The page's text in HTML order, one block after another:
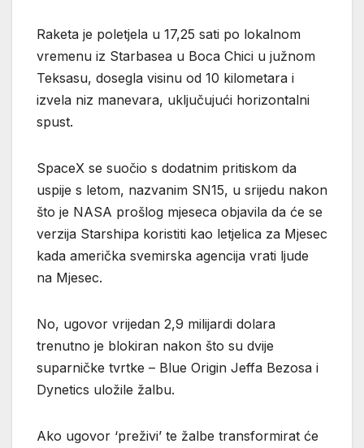
Raketa je poletjela u 17,25 sati po lokalnom
vremenu iz Starbasea u Boca Chici u južnom
Teksasu, dosegla visinu od 10 kilometara i
izvela niz manevara, uključujući horizontalni
spust.
SpaceX se suočio s dodatnim pritiskom da
uspije s letom, nazvanim SN15, u srijedu nakon
što je NASA prošlog mjeseca objavila da će se
verzija Starshipa koristiti kao letjelica za Mjesec
kada američka svemirska agencija vrati ljude
na Mjesec.
No, ugovor vrijedan 2,9 milijardi dolara
trenutno je blokiran nakon što su dvije
suparničke tvrtke – Blue Origin Jeffa Bezosa i
Dynetics uložile žalbu.
Ako ugovor ‘preživi’ te žalbe transformirat će